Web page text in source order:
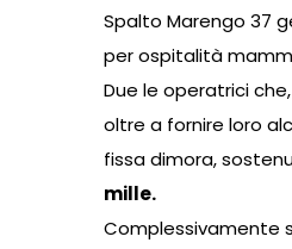
Spalto Marengo 37
per ospitalità
Due le operatrici
oltre a fornire loro
fissa dimora,
mille.
Complessivamente